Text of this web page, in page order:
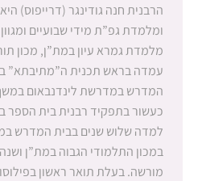
הרבנית חנה גודינגר (דרייפוס) היא
ומלמדת גפ”ת מידי שבועיים ומגוון
מלמדת גמרא עיון במת”ן, מכון תורני
עמדה בראש תכנית ה”מתיבתא”
המדרש במדרשת לינדנבאום במשך
כעשור בתפקיד רבנית בית הספר
למדה שלוש שנים בבית המדרש
במכון התלמודי הגבוה במת”ן ושנה
מורשה. בעלת תואר ראשון בפילוסופיה